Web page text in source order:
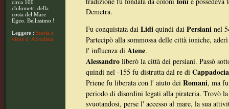
circa 100
chilometri della
costa del Mare
Egeo. Bellissimo !
Leggere : Storia e
visite d 'Afrodisia
Demetra.
Fu conquistata dai Lidi quindi dai Persiani nel
Partecipò alla sommossa delle città ioniche,
l' influenza di Atene.
Alessandro liberò la città dei persiani. Passò
quindi nel -155 fu distrutta dal re di Cappadocia
Priene fu liberata con l' aiuto dei Romani, ma
periodo di disordini legati alla pirateria. Trovò
svuotandosi, perse l' accesso al mare, la sua